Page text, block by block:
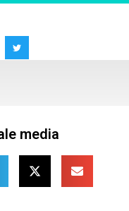
media